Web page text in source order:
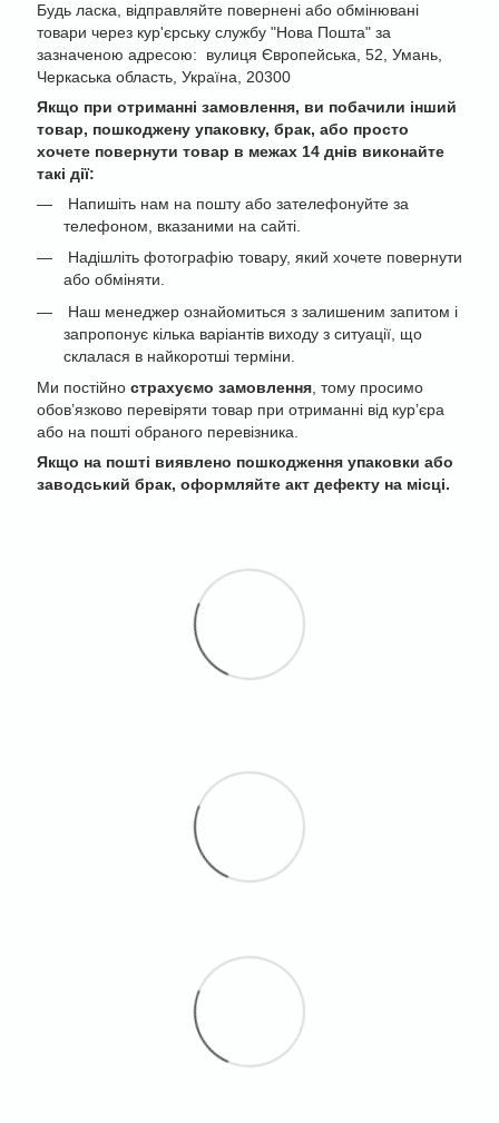
Будь ласка, відправляйте повернені або обмінювані
товари через кур'єрську службу "Нова Пошта" за
зазначеною адресою: вулиця Європейська, 52, Умань,
Черкаська область, Україна, 20300
Якщо при отриманні замовлення, ви побачили інший
товар, пошкоджену упаковку, брак, або просто
хочете повернути товар в межах 14 днів виконайте
такі дії:
Напишіть нам на пошту або зателефонуйте за
телефоном, вказаними на сайті.
Надішліть фотографію товару, який хочете повернути
або обміняти.
Наш менеджер ознайомиться з залишеним запитом і
запропонує кілька варіантів виходу з ситуації, що
склалася в найкоротші терміни.
Ми постійно страхуємо замовлення, тому просимо
обов’язково перевіряти товар при отриманні від кур’єра
або на пошті обраного перевізника.
Якщо на пошті виявлено пошкодження упаковки або
заводський брак, оформляйте акт дефекту на місці.